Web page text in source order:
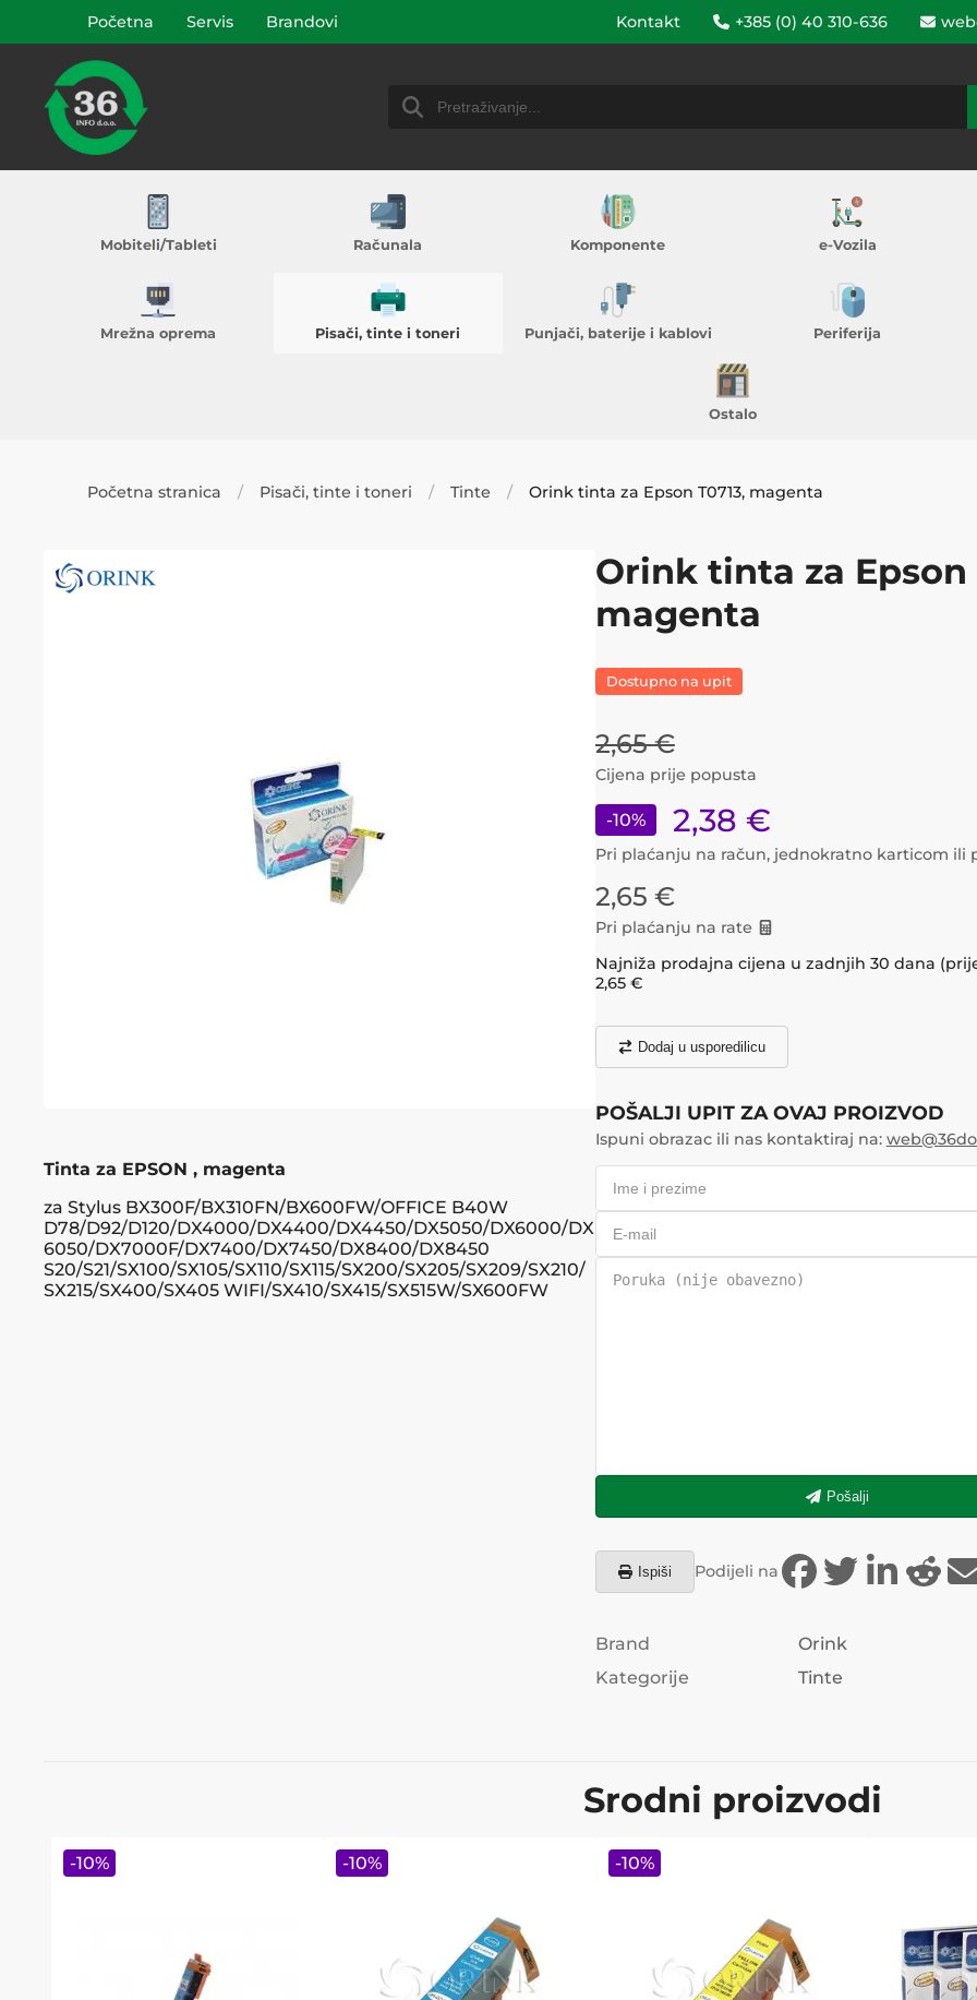
Početna Servis Brandovi Kontakt +385 (0) 40 310-636
Mobiteli/Tableti Računala Komponente e-Vozila
Mrežna oprema Pisači, tinte i toneri Punjači, baterije i kablovi Periferija
Ostalo
Početna stranica Pisači, tinte i toneri Tinte Orink tinta za Epson T0713, magenta
Tinta za EPSON , magenta
za Stylus BX300F/BX310FN/BX600FW/OFFICE B40W
D78/D92/D120/DX4000/DX4400/DX4450/DX5050/DX6000/DX
6050/DX7000F/DX7400/DX7450/DX8400/DX8450
S20/S21/SX100/SX105/SX110/SX115/SX200/SX205/SX209/SX210/
SX215/SX400/SX405 WIFI/SX410/SX415/SX515W/SX600FW
Orink tinta za Epson
magenta
Dostupno na upit
2,65 €
Cijena prije popusta
-10% 2,38 €
Pri plaćanju na račun, jednokratno karticom ili
2,65 €
Pri plaćanju na rate
Najniža prodajna cijena u zadnjih 30 dana
2,65 €
Dodaj u usporedilicu
POŠALJI UPIT ZA OVAJ PROIZVOD
Ispuni obrazac ili nas kontaktiraj na:
Pošalji
Ispiši Podijeli na
Brand
Orink
Kategorije
Tinte
Srodni proizvodi
-10% -10% -10%